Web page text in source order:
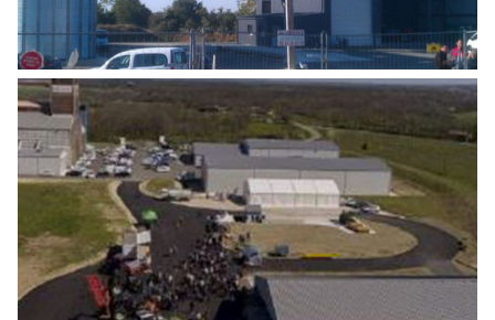
CONSTRUCTION D’UN CENTRE
D’ALLOTEMENT BOVINS
Agro Alimentaire,Industrie